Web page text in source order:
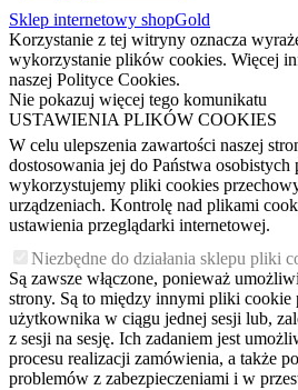
Sklep internetowy shopGold
Korzystanie z tej witryny oznacza
wykorzystanie plików cookies. Więcej
naszej Polityce Cookies.
Nie pokazuj więcej tego komunikatu
USTAWIENIA PLIKÓW COOKIES
W celu ulepszenia zawartości naszej
dostosowania jej do Państwa osobistych
wykorzystujemy pliki cookies
urządzeniach. Kontrolę nad plikami
ustawienia przeglądarki internetowej.
Niezbędne do działania sklepu pliki
Są zawsze włączone, ponieważ
strony. Są to między innymi pliki cookie
użytkownika w ciągu jednej sesji lub,
z sesji na sesję. Ich zadaniem jest
procesu realizacji zamówienia, a także
problemów z zabezpieczeniami i w